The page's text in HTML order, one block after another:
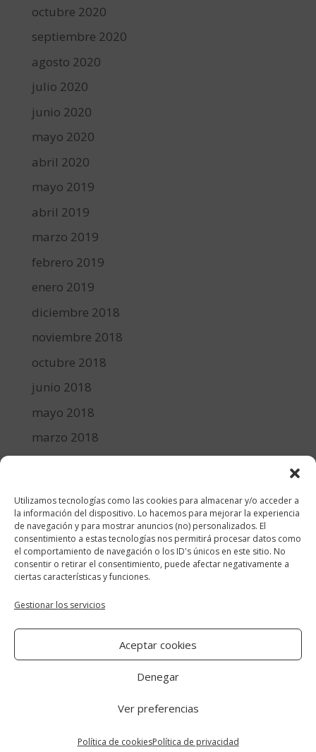
Utilizamos tecnologías como las cookies para almacenar y/o acceder a
la información del dispositivo. Lo hacemos para mejorar la experiencia
de navegación y para mostrar anuncios (no) personalizados. El
consentimiento a estas tecnologías nos permitirá procesar datos como
el comportamiento de navegación o los ID's únicos en este sitio. No
consentir o retirar el consentimiento, puede afectar negativamente a
ciertas características y funciones.
Gestionar los servicios
Aceptar cookies
Denegar
Ver preferencias
Política de cookiesPolítica de privacidad
octubre 2020
septiembre 2020
agosto 2020
julio 2020
junio 2020
mayo 2020
abril 2020
mayo 2019
abril 2019
marzo 2019
febrero 2019
enero 2019
diciembre 2018
noviembre 2018
octubre 2018
junio 2018
mayo 2018
marzo 2018
diciembre 2017
Categorías
cocina y recetas
general
lifestyle
manualidades-diy
de privacidad